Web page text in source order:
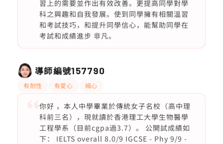
習上的需要並作出有效改善。更提高同學對學
科之興趣和自我發展。使到同學擁有相關溫習
和考試技巧，和提升同學信心，能幫助同學在
考試和成績進步 非凡。
導師編號157790
有耐性 有愛心 細心
你好 ，本人中學畢業於傳統女子名校（高中理
科前三名），現就讀於香港理工大學生物醫學
工程學系（目前cgpa過3.7）。 公開試成績如
下： IELTS overall 8.0/9 IGCSE - Phy 9/9 -